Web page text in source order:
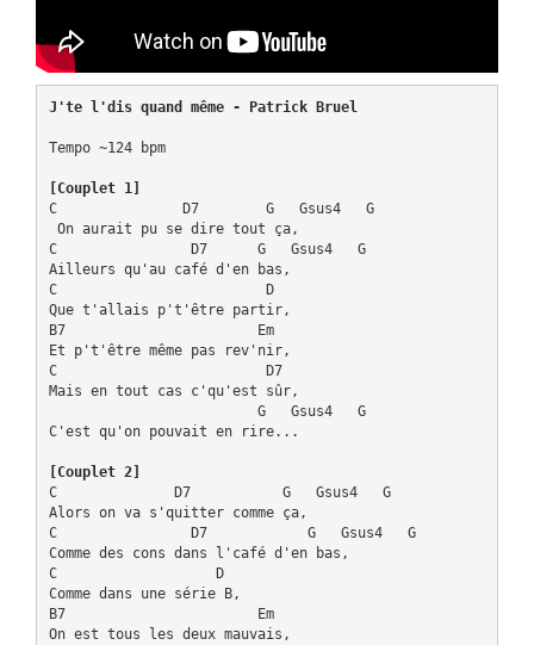
J'te l'dis quand même - Patrick Bruel
Tempo ~124 bpm
[Couplet 1]
C               D7        G   Gsus4   G
On aurait pu se dire tout ça,
C                D7      G   Gsus4   G
Ailleurs qu'au café d'en bas,
C                         D
Que t'allais p't'être partir,
B7                       Em
Et p't'être même pas rev'nir,
C                         D7
Mais en tout cas c'qu'est sûr,
                         G   Gsus4   G
C'est qu'on pouvait en rire...
[Couplet 2]
C              D7           G   Gsus4   G
Alors on va s'quitter comme ça,
C                D7            G   Gsus4   G
Comme des cons dans l'café d'en bas,
C                   D
Comme dans une série B,
B7                       Em
On est tous les deux mauvais,